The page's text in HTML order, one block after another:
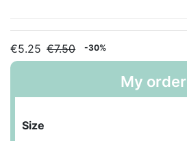
€5.25 €7.50 -30%
My order
Size